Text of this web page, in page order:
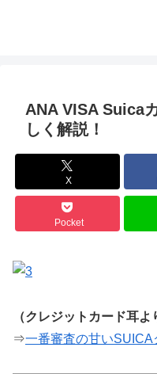
ANA VISA Suica
しく解説！
X
Pocket
（クレジットカード耳よ
⇒一番審査の甘いSUICA